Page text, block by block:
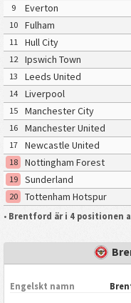
9
Everton
10
Fulham
11
Hull City
12
Ipswich Town
13
Leeds United
14
Liverpool
15
Manchester City
16
Manchester United
17
Newcastle United
18
Nottingham Forest
19
Sunderland
20
Tottenham Hotspur
• Brentford är i 4 positionen
Engelskt namn